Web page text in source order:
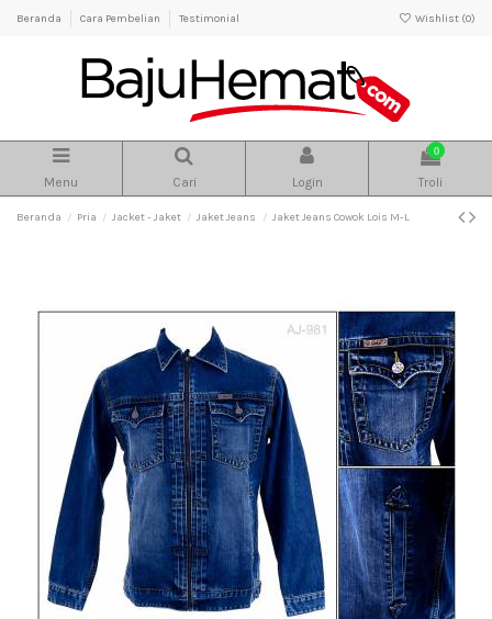
Beranda Cara Pembelian Testimonial Wishlist (0)
Menu Cari Login
0
Troli
Beranda Pria Jacket - Jaket Jaket Jeans Jaket Jeans Cowok Lois M-L